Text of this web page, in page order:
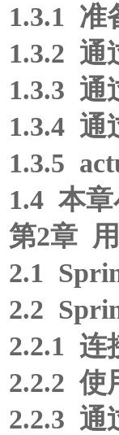
1.3.1
1.3.2 通
1.3.3 通
1.3.4 通
1.3.5
1.4 本
第2章
2.1
2.2
2.2.1
2.2.2 使
2.2.3 通